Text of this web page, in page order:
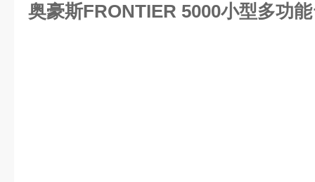
奥豪斯FRONTIER 5000小型多功